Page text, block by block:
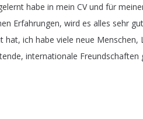
habe in mein CV und für
Erfahrungen, wird es alles sehr gut
hat, ich habe viele neue Menschen,
, internationale Freundschaften